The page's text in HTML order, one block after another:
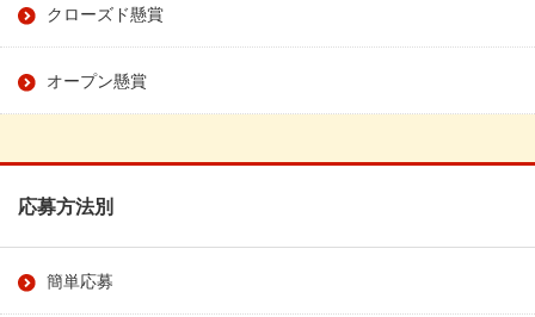
クローズド懸賞
オープン懸賞
応募方法別
簡単応募